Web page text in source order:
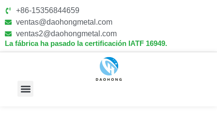
+86-15356844659
ventas@daohongmetal.com
ventas2@daohongmetal.com
La fábrica ha pasado la certificación IATF 16949.